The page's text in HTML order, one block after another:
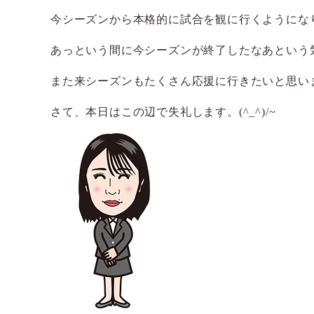
今シーズンから本格的に試合を観に行くようにな
あっという間に今シーズンが終了したなあという
また来シーズンもたくさん応援に行きたいと思い
さて、本日はこの辺で失礼します。(^_^)/~